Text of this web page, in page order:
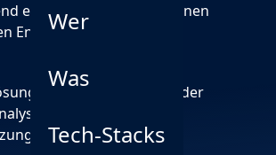
Wer
Was
Tech-Stacks
ein MVP je nach Funktionen
Entwicklung erfordert.
erstellen wir nach der
eine verlässliche